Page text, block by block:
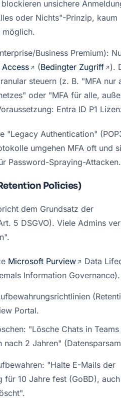
unsichere
oder Nichts"-Prinzip, kaum
möglich.
(Bedingter Zugriff
).
steuern (z. B. "MFA nur
oder "MFA für alle,
Entra ID P1
"Legacy Authentication"
umgehen MFA oft und
Password-Spraying-Attacken.
Policies)
dem Grundsatz der
5 DSGVO). Viele Admins
Microsoft Purview
Data
Information Governance).
Portal.
"Lösche Chats in Teams
nach 2 Jahren"
"Halte E-Mails der
für 10 Jahre fest (GoBD),